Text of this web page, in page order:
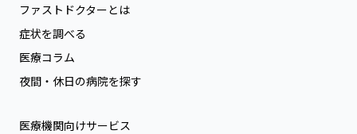
ファストドクターとは
症状を調べる
医療コラム
夜間・休日の病院を探す
医療機関向けサービス